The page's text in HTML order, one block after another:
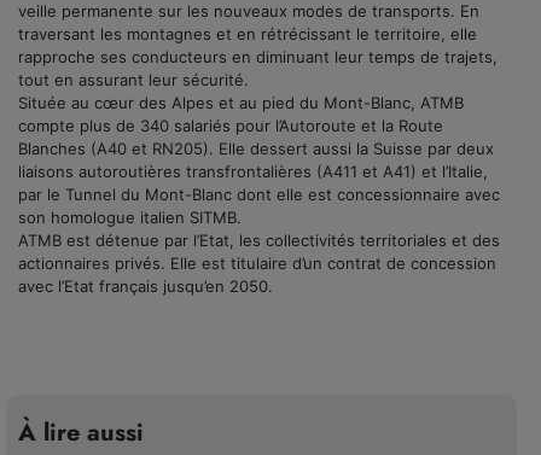
veille permanente sur les nouveaux modes de transports. En
traversant les montagnes et en rétrécissant le territoire, elle
rapproche ses conducteurs en diminuant leur temps de trajets,
tout en assurant leur sécurité.
Située au cœur des Alpes et au pied du Mont-Blanc, ATMB
compte plus de 340 salariés pour l’Autoroute et la Route
Blanches (A40 et RN205). Elle dessert aussi la Suisse par deux
liaisons autoroutières transfrontalières (A411 et A41) et l’Italie,
par le Tunnel du Mont-Blanc dont elle est concessionnaire avec
son homologue italien SITMB.
ATMB est détenue par l’Etat, les collectivités territoriales et des
actionnaires privés. Elle est titulaire d’un contrat de concession
avec l’Etat français jusqu’en 2050.
À lire aussi